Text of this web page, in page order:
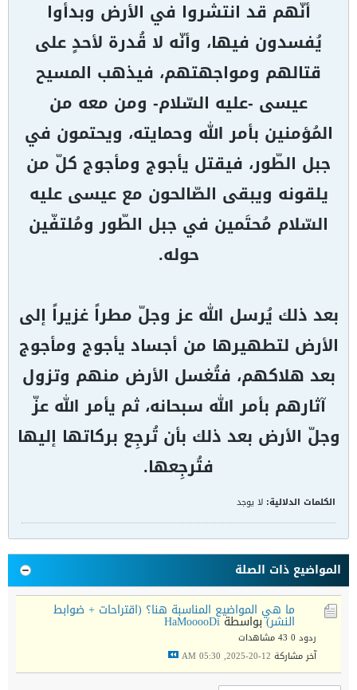
أنّهم قد انتشروا في الأرض وبدأوا
يُفسدون فيها، وأنّه لا قُدرة لأحدٍ على
قتالهم ومواجهتهم، فيذهب المسيح
عيسى -عليه السّلام- ومن معه من
المُؤمنين بأمر الله وحمايته، ويحتمون في
جبل الطّور، فيقتل يأجوج ومأجوج كلّ من
يلقونه ويبقى الصّالحون مع عيسى عليه
السّلام مُحتَمين في جبل الطّور ومُلتفّين
حوله.
بعد ذلك يُرسل الله عز وجلّ مطراً غزيراً إلى
الأرض لتطهيرها من أجساد يأجوج ومأجوج
بعد هلاكهم، فتُغسل الأرض منهم وتزول
آثارهم بأمر الله سبحانه، ثم يأمر الله عزّ
وجلّ الأرض بعد ذلك بأن تُرجِع بركاتها إليها
فتُرجِعها.
الكلمات الدلالية: لا يوجد
المواضيع ذات الصلة
ما هي المواضيع المناسبة هنا؟ (اقتراحات + ضوابط
النشر) بواسطةHaMooooDi
ردود 0
43 مشاهدات
آخر مشاركة 12-20-2025, 05:30 AM